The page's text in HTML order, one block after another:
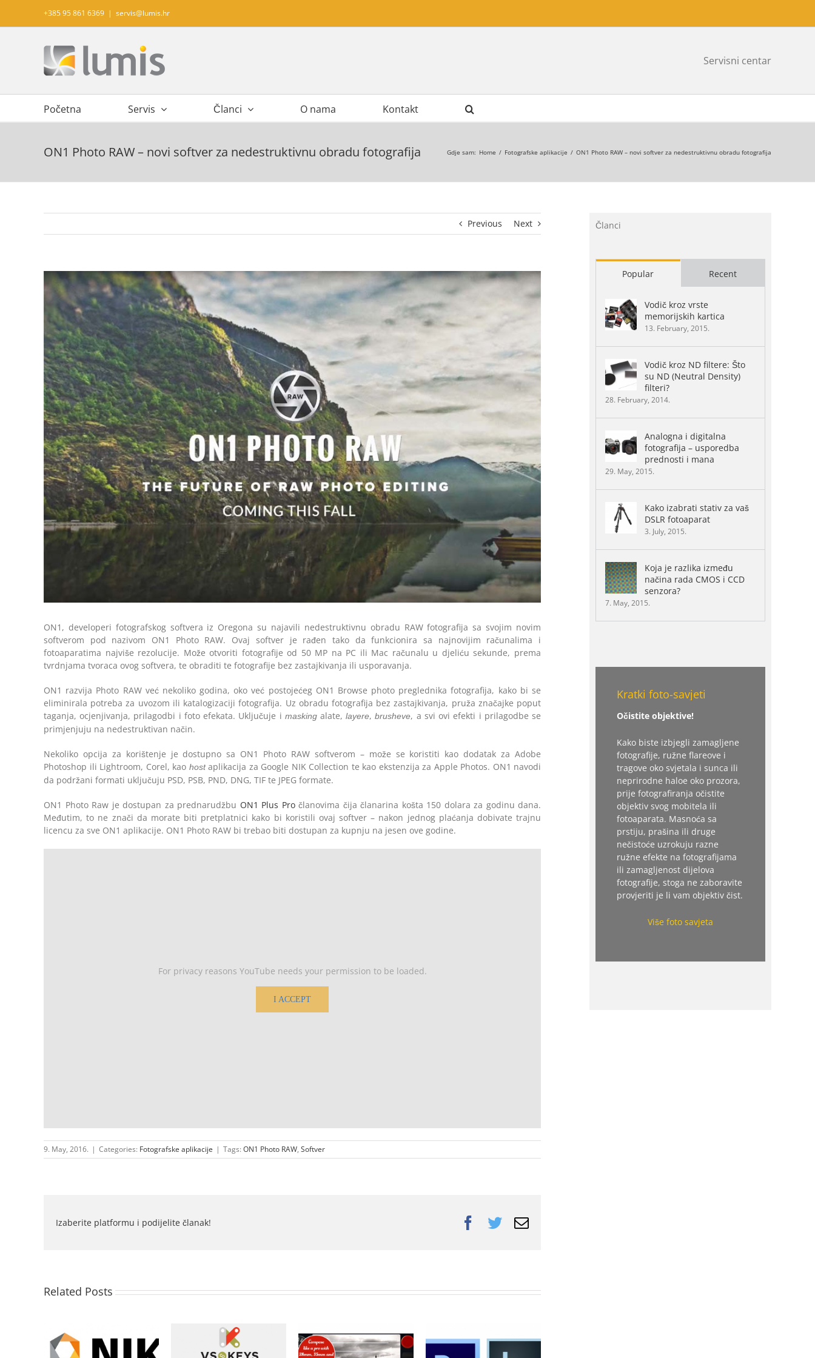
content
+385 95 861 6369 | servis@lumis.hr
Servisni centar
Početna Servis Članci O nama Kontakt
ON1 Photo RAW – novi softver za nedestruktivnu obradu fotografija Gdje sam: Home / Fotografske aplikacije / ON1 Photo RAW – novi softver za nedestruktivnu obradu fotografija
Previous Next
View
Larger
Image
ON1, developeri fotografskog softvera iz Oregona su najavili nedestruktivnu obradu RAW fotografija sa svojim novim
softverom pod nazivom ON1 Photo RAW. Ovaj softver je rađen tako da funkcionira sa najnovijim računalima i
fotoaparatima najviše rezolucije. Može otvoriti fotografije od 50 MP na PC ili Mac računalu u djeliću sekunde, prema
tvrdnjama tvoraca ovog softvera, te obraditi te fotografije bez zastajkivanja ili usporavanja.
ON1 razvija Photo RAW već nekoliko godina, oko već postojećeg ON1 Browse photo preglednika fotografija, kako bi se
eliminirala potreba za uvozom ili katalogizaciji fotografija. Uz obradu fotografija bez zastajkivanja, pruža značajke poput
taganja, ocjenjivanja, prilagodbi i foto efekata. Uključuje i maskingalate,layere,brusheve, a svi ovi efekti i prilagodbe se
primjenjuju na nedestruktivan način.
Nekoliko opcija za korištenje je dostupno sa ON1 Photo RAW softverom – može se koristiti kao dodatak za Adobe
Photoshop ili Lightroom, Corel, kao hostaplikacija za Google NIK Collection te kao ekstenzija za Apple Photos. ON1 navodi
da podržani formati uključuju PSD, PSB, PND, DNG, TIF te JPEG formate.
ON1 Photo Raw je dostupan za prednarudžbu ON1 Plus Pročlanovima čija članarina košta 150 dolara za godinu dana.
Međutim, to ne znači da morate biti pretplatnici kako bi koristili ovaj softver – nakon jednog plaćanja dobivate trajnu
licencu za sve ON1 aplikacije. ON1 Photo RAW bi trebao biti dostupan za kupnju na jesen ove godine.
For privacy reasons YouTube needs your permission to be loaded.
I ACCEPT
9. May, 2016. | Categories: Fotografske aplikacije | Tags: ON1 Photo RAW, Softver
Izaberite platformu i podijelite članak! Facebook
TwitterEmail
Related Posts
Članci
Popular Recent
Vodič kroz vrste
memorijskih kartica
13. February, 2015.
Vodič kroz ND filtere: Što
su ND (Neutral Density)
filteri?
28. February, 2014.
Analogna i digitalna
fotografija – usporedba
prednosti i mana
29. May, 2015.
Kako izabrati stativ za vaš
DSLR fotoaparat
3. July, 2015.
Koja je razlika između
načina rada CMOS i CCD
senzora?
7. May, 2015.
Kratki foto-savjeti
Očistite objektive!
Kako biste izbjegli zamagljene
fotografije, ružne flareove i
tragove oko svjetala i sunca ili
neprirodne haloe oko prozora,
prije fotografiranja očistite
objektiv svog mobitela ili
fotoaparata. Masnoća sa
prstiju, prašina ili druge
nečistoće uzrokuju razne
ružne efekte na fotografijama
ili zamagljenost dijelova
fotografije, stoga ne zaboravite
provjeriti je li vam objektiv čist.
Više foto savjeta